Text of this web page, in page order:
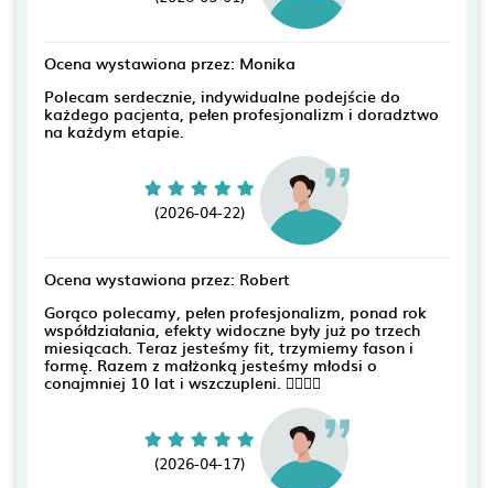
Ocena wystawiona przez: Monika
Polecam serdecznie, indywidualne podejście do
każdego pacjenta, pełen profesjonalizm i doradztwo
na każdym etapie.
(2026-04-22)
Ocena wystawiona przez: Robert
Gorąco polecamy, pełen profesjonalizm, ponad rok
współdziałania, efekty widoczne były już po trzech
miesiącach. Teraz jesteśmy fit, trzymiemy fason i
formę. Razem z małżonką jesteśmy młodsi o
conajmniej 10 lat i wszczupleni. 👍🏻👏🌞
(2026-04-17)